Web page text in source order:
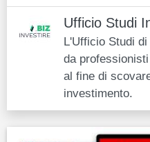
Ufficio Studi
L'Ufficio Studi
da
al fine di
investimento.